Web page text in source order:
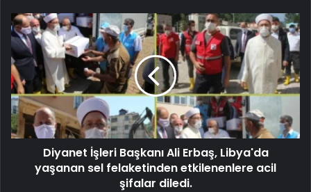
Diyanet İşleri Başkanı Ali Erbaş, Libya'da
yaşanan sel felaketinden etkilenenlere acil
şifalar diledi.